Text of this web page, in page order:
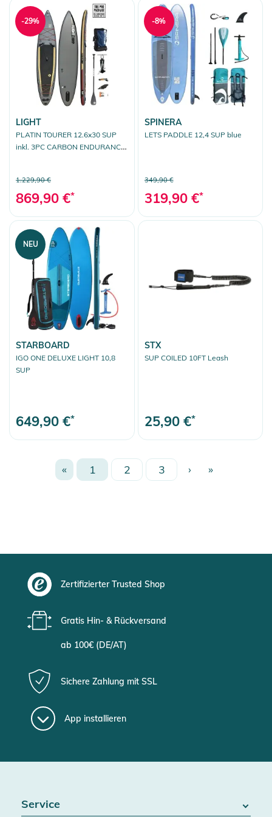
LIGHT
PLATIN TOURER 12.6x30 SUP
inkl. 3PC CARBON ENDURANCE
1.229,90 €
869,90 €*
-29%
SPINERA
LETS PADDLE 12,4 SUP blue
349,90 €
319,90 €*
-8%
STARBOARD
IGO ONE DELUXE LIGHT 10,8
SUP
649,90 €*
NEU
STX
SUP COILED 10FT Leash
25,90 €*
« 1 2 3 › »
Zertifizierter Trusted Shop
Gratis Hin- & Rückversand
ab 100€ (DE/AT)
Sichere Zahlung mit SSL
App installieren
Service